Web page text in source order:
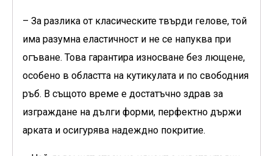
– За разлика от класическите твърди гелове, той
има разумна еластичност и не се напуква при
огъване. Това гарантира износване без лющене,
особено в областта на кутикулата и по свободния
ръб. В същото време е достатъчно здрав за
изграждане на дълги форми, перфектно държи
арката и осигурява надеждно покритие.